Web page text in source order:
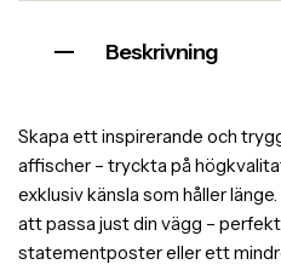
Beskrivning
Skapa ett inspirerande och
affischer – tryckta på
exklusiv känsla som håller
att passa just din vägg –
statementposter eller ett